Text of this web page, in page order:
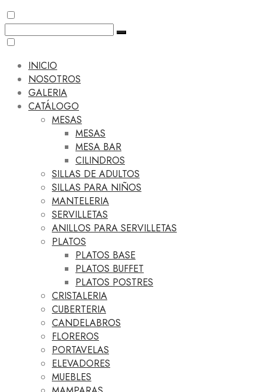
INICIO
NOSOTROS
GALERIA
CATÁLOGO
MESAS
MESAS
MESA BAR
CILINDROS
SILLAS DE ADULTOS
SILLAS PARA NIÑOS
MANTELERIA
SERVILLETAS
ANILLOS PARA SERVILLETAS
PLATOS
PLATOS BASE
PLATOS BUFFET
PLATOS POSTRES
CRISTALERIA
CUBERTERIA
CANDELABROS
FLOREROS
PORTAVELAS
ELEVADORES
MUEBLES